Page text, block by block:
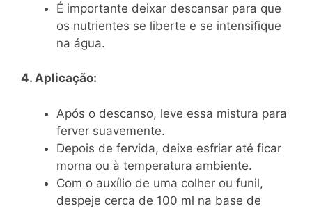
É importante deixar descansar para que
os nutrientes se liberte e se intensifique
na água.
4. Aplicação:
Após o descanso, leve essa mistura para
ferver suavemente.
Depois de fervida, deixe esfriar até ficar
morna ou à temperatura ambiente.
Com o auxílio de uma colher ou funil,
despeje cerca de 100 ml na base de